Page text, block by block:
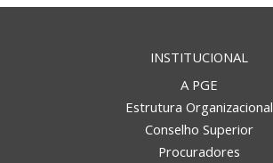
INSTITUCIONAL
A PGE
Estrutura Organizacional
Conselho Superior
Procuradores